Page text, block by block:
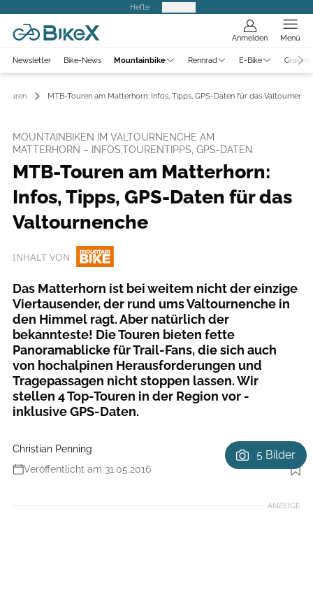
Hefte
Anmelden Menü
Newsletter Bike-News Mountainbike Rennrad E-Bike
Touren MTB-Touren am Matterhorn: Infos, Tipps, GPS-Daten für das
MOUNTAINBIKEN IM VALTOURNENCHE AM
MATTERHORN – INFOS,TOURENTIPPS, GPS-DATEN
MTB-Touren am Matterhorn:
Infos, Tipps, GPS-Daten für das
Valtournenche
INHALT VON
Das Matterhorn ist bei weitem nicht der einzige
Viertausender, der rund ums Valtournenche in
den Himmel ragt. Aber natürlich der
bekannteste! Die Touren bieten fette
Panoramablicke für Trail-Fans, die sich auch
von hochalpinen Herausforderungen und
Tragepassagen nicht stoppen lassen. Wir
stellen 4 Top-Touren in der Region vor -
inklusive GPS-Daten.
Christian Penning
Veröffentlicht am 31.05.2016
Foto: Christian Penning
5 Bilder
ANZEIGE